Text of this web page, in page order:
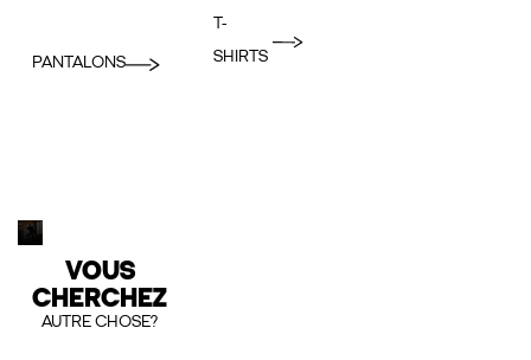
PANTALONS
T-
SHIRTS
VOUS
CHERCHEZ
AUTRE CHOSE?